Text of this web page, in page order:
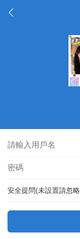
安全提問(未設置請忽